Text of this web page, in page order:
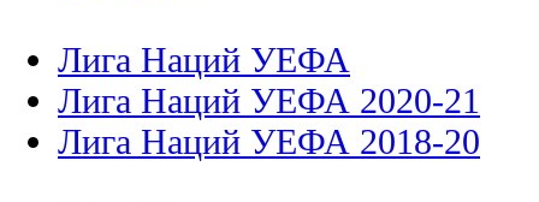
Лига Наций УЕФА
Лига Наций УЕФА 2020-21
Лига Наций УЕФА 2018-20